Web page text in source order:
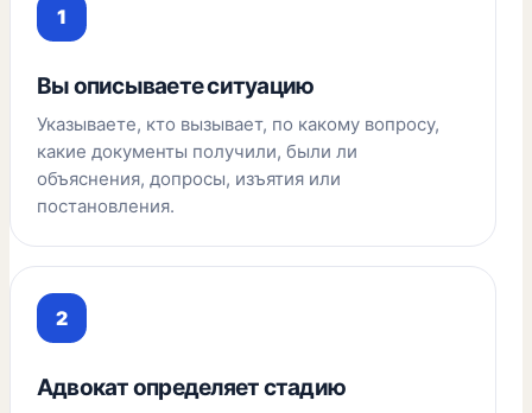
Вы описываете ситуацию
Указываете, кто вызывает, по какому вопросу,
какие документы получили, были ли
объяснения, допросы, изъятия или
постановления.
Адвокат определяет стадию